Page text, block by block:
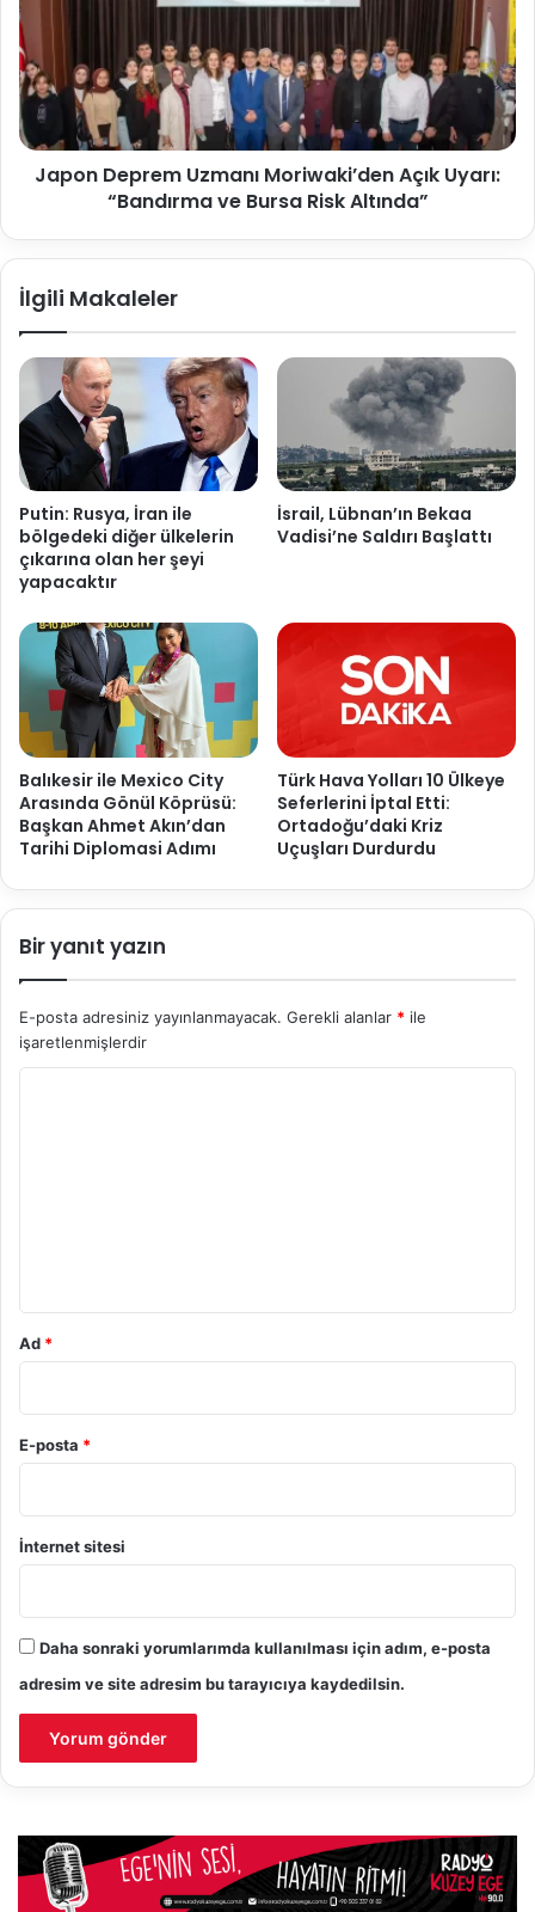
Japon Deprem Uzmanı Moriwaki’den Açık Uyarı:
“Bandırma ve Bursa Risk Altında”
İlgili Makaleler
Putin: Rusya, İran ile
bölgedeki diğer ülkelerin
çıkarına olan her şeyi
yapacaktır
İsrail, Lübnan’ın Bekaa
Vadisi’ne Saldırı Başlattı
Balıkesir ile Mexico City
Arasında Gönül Köprüsü:
Başkan Ahmet Akın’dan
Tarihi Diplomasi Adımı
Türk Hava Yolları 10 Ülkeye
Seferlerini İptal Etti:
Ortadoğu’daki Kriz
Uçuşları Durdurdu
Bir yanıt yazın
E-posta adresiniz yayınlanmayacak. Gerekli alanlar * ile
işaretlenmişlerdir
Ad *
E-posta *
İnternet sitesi
Daha sonraki yorumlarımda kullanılması için adım, e-posta
adresim ve site adresim bu tarayıcıya kaydedilsin.